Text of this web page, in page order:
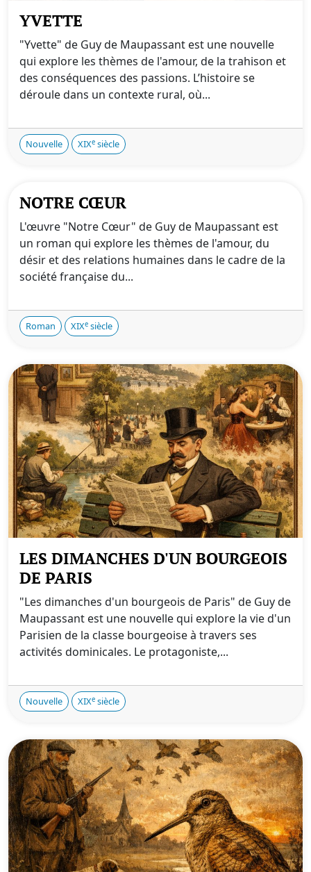
YVETTE
"Yvette" de Guy de Maupassant est une nouvelle
qui explore les thèmes de l'amour, de la trahison et
des conséquences des passions. L’histoire se
déroule dans un contexte rural, où...
Nouvelle XIXe siècle
NOTRE CŒUR
L'œuvre "Notre Cœur" de Guy de Maupassant est
un roman qui explore les thèmes de l'amour, du
désir et des relations humaines dans le cadre de la
société française du...
Roman XIXe siècle
LES DIMANCHES D'UN BOURGEOIS
DE PARIS
"Les dimanches d'un bourgeois de Paris" de Guy de
Maupassant est une nouvelle qui explore la vie d'un
Parisien de la classe bourgeoise à travers ses
activités dominicales. Le protagoniste,...
Nouvelle XIXe siècle